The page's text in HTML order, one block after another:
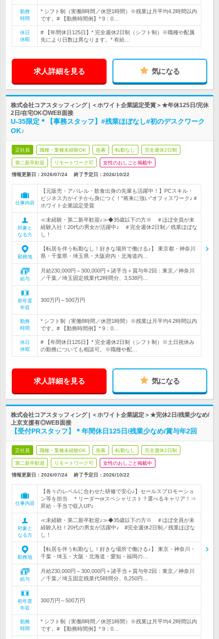
勤務
時間
* シフト制（実働8時間／休憩1時間）※残業は月平均4.2時間以内
です。# 【勤務時間例】* 9：0…
休日
休暇
# 【年間休日125日】* 完全週休2日制（シフト制）※職種や配属
先により日数は異なります。* 有給…
求人詳細を見る 気になる
株式会社コアスタッフィング | ＜ホワイト企業認定受賞＞★年休125日/完休
2日/在宅OK◎WEB面接
U-35限定＊【事務スタッフ】#残業ほぼなし#初のデスクワーク
OK♪
正社員 職種・業種未経験OK 急募 転勤なし 完全週休2日制
第二新卒歓迎 リモートワーク可 女性のおしごと掲載中
情報更新日：2026/07/24 終了予定日： 2026/10/22
仕事内容
【元販売・アパレル・飲食出身の先輩も活躍中！】PCスキル・
ビジネス力がイチから身につく！“将来に強い”オフィスワーク♪＃
ホワイト企業認定受賞
対象と
なる方
≪未経験・第二新卒歓迎♪≫◆35歳以下の方※ ＃ほぼ全員が未
経験入社！20代の男女が活躍中♪ ＃完全週休2日制／残業ほぼな
し！
勤務地
【転居を伴う転勤なし！好きな場所で働ける♪】 東京都・神奈川
県・千葉県・埼玉県・大阪府内・北海道内…
給与
月給230,000円～300,000円＋諸手当＋賞与年2回：東京／神奈川
／千葉／埼玉固定残業代2時間分、3,538円…
初年度
年収
300万円～500万円
勤務
時間
* シフト制（実働8時間／休憩1時間）※残業は月平均4.2時間以内
です。# 【勤務時間例】* 9：0…
休日
休暇
# 【年間休日125日】* 完全週休2日制（シフト制）※土日祝休み
の勤務についても相談可。※職種や配…
求人詳細を見る 気になる
株式会社コアスタッフィング | ＜ホワイト企業認定＞★完休2日/残業少なめ/
上京支援有◎WEB面接
【受付PRスタッフ】＊年間休日125日/残業少なめ/賞与年2回
正社員 職種・業種未経験OK 急募 転勤なし 完全週休2日制
第二新卒歓迎 リモートワーク可 女性のおしごと掲載中
情報更新日：2026/07/24 終了予定日： 2026/10/22
仕事内容
【各々のレベルに合わせた研修で安心♪】セールスプロモーショ
ン等を担当 ＊リーダーorスペシャリスト？選べるキャリア！⇒
昇給・手当で収入UP♪
対象と
なる方
≪未経験・第二新卒歓迎♪≫◆35歳以下の方※ ＃ほぼ全員が未
経験入社！20代の男女が活躍中♪ #完全週休2日制／残業ほぼな
し！
勤務地
【転居を伴う転勤なし！好きな場所で働ける♪】 東京・神奈川・
千葉・埼玉・大阪・北海道・愛知・福岡の…
給与
月給230,000円～300,000円＋諸手当＋賞与年2回：東京／神奈川
／千葉／埼玉固定残業代5時間分、8,250円…
初年度
年収
300万円～500万円
勤務
時間
* シフト制（実働8時間／休憩1時間）※残業は月平均4.2時間以内
です。# 【勤務時間例】* 9：0…